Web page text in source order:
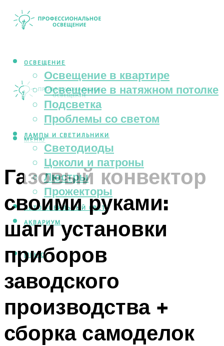
ОСВЕЩЕНИЕ
Освещение в квартире
Освещение в натяжном потолке
Подсветка
Проблемы со светом
ЛАМПЫ И СВЕТИЛЬНИКИ
Светодиоды
Цоколи и патроны
Люстры
Прожекторы
АВТОМОБИЛЬНЫЙ СВЕТ
АКВАРИУМ
МЕНЮ
МЕНЮ
Газовый конвектор
своими руками:
шаги установки
приборов
заводского
производства +
сборка самоделок